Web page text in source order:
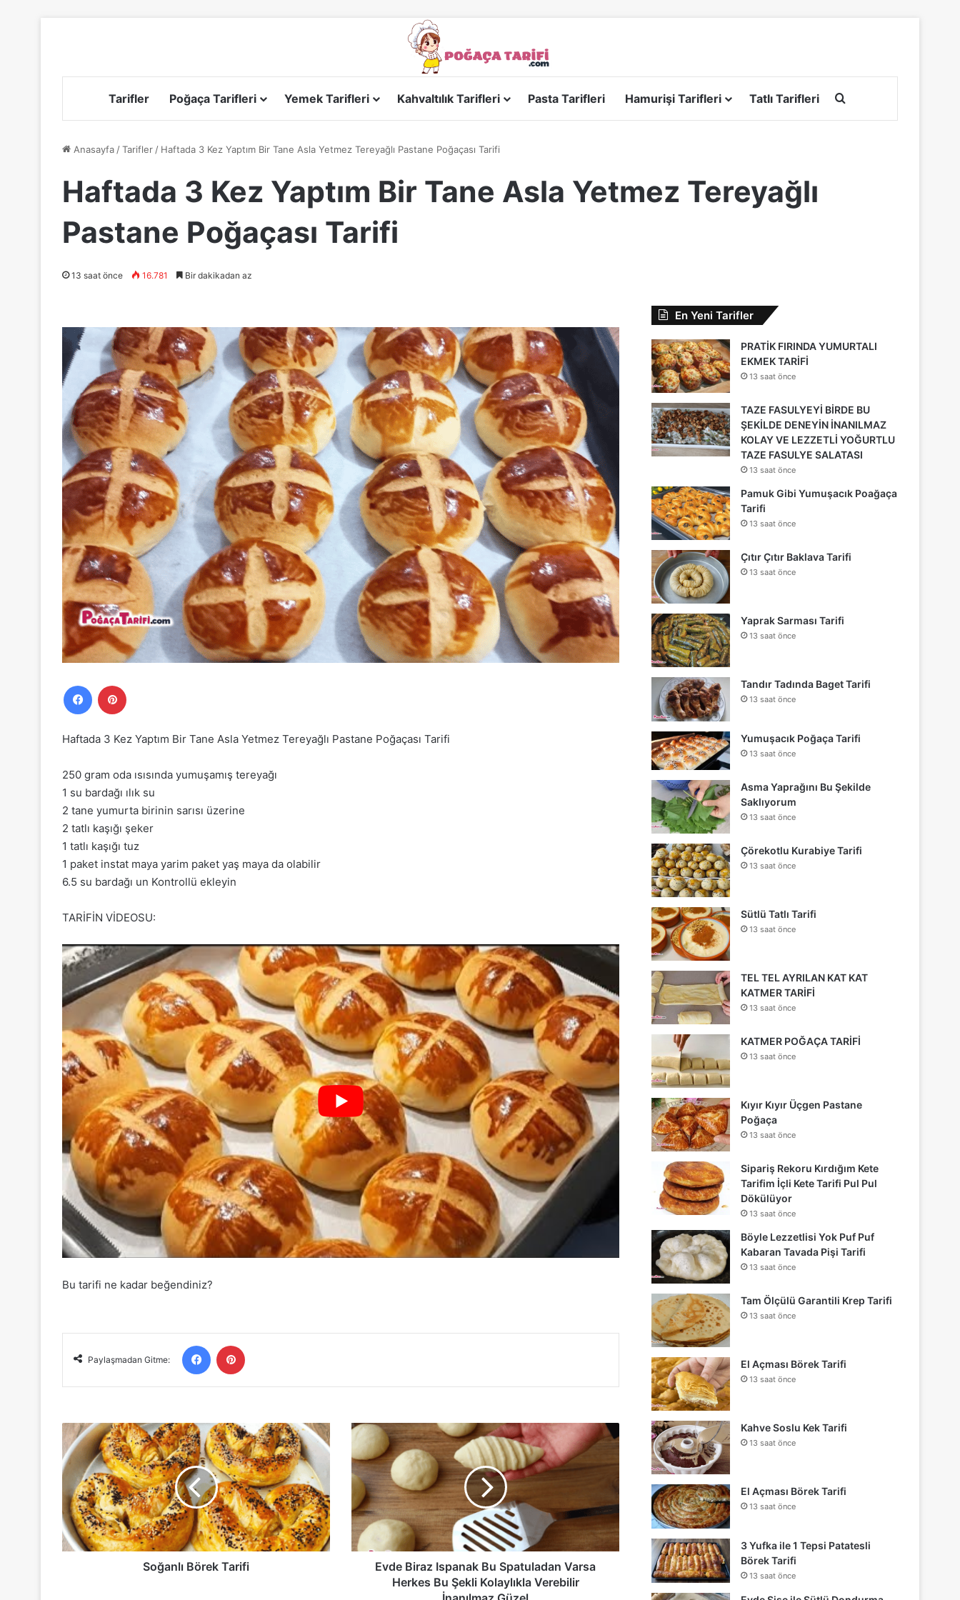
Tarifler Poğaça Tarifleri Yemek Tarifleri Kahvaltılık Tarifleri Pasta Tarifleri Hamurişi Tarifleri Tatlı Tarifleri
Anasayfa /Tarifler / Haftada 3 Kez Yaptım Bir Tane Asla Yetmez Tereyağlı Pastane Poğaçası Tarifi
Haftada 3 Kez Yaptım Bir Tane Asla Yetmez Tereyağlı
Pastane Poğaçası Tarifi
13 saat önce 16.781 Bir dakikadan az
Facebook
Haftada 3 Kez Yaptım Bir Tane Asla Yetmez Tereyağlı Pastane Poğaçası Tarifi
250 gram oda ısısında yumuşamış tereyağı
1 su bardağı ılık su
2 tane yumurta birinin sarısı üzerine
2 tatlı kaşığı şeker
1 tatlı kaşığı tuz
1 paket instat maya yarim paket yaş maya da olabilir
6.5 su bardağı un Kontrollü ekleyin
TARİFİN VİDEOSU:
Bu tarifi ne kadar beğendiniz?
Paylaşmadan Gitme:
Facebook
Soğanlı
Börek
Tarifi
Soğanlı Börek Tarifi
Evde
Biraz
Ispanak
Bu
Spatuladan
Varsa
Herkes
Bu
Şekli
KolaylıklaEvde Biraz Ispanak Bu Spatuladan Varsa
Herkes Bu Şekli Kolaylıkla Verebilir
En Yeni Tarifler
PRATİK FIRINDA YUMURTALI
EKMEK TARİFİ
13 saat önce
TAZE FASULYEYİ BİRDE BU
ŞEKİLDE DENEYİN İNANILMAZ
KOLAY VE LEZZETLİ YOĞURTLU
TAZE FASULYE SALATASI
13 saat önce
Pamuk Gibi Yumuşacık Poağaça
Tarifi
13 saat önce
Çıtır Çıtır Baklava Tarifi
13 saat önce
Yaprak Sarması Tarifi
13 saat önce
Tandır Tadında Baget Tarifi
13 saat önce
Yumuşacık Poğaça Tarifi
13 saat önce
Asma Yaprağını Bu Şekilde
Saklıyorum
13 saat önce
Çörekotlu Kurabiye Tarifi
13 saat önce
Sütlü Tatlı Tarifi
13 saat önce
TEL TEL AYRILAN KAT KAT
KATMER TARİFİ
13 saat önce
KATMER POĞAÇA TARİFİ
13 saat önce
Kıyır Kıyır Üçgen Pastane
Poğaça
13 saat önce
Sipariş Rekoru Kırdığım Kete
Tarifim İçli Kete Tarifi Pul Pul
Dökülüyor
13 saat önce
Böyle Lezzetlisi Yok Puf Puf
Kabaran Tavada Pişi Tarifi
13 saat önce
Tam Ölçülü Garantili Krep Tarifi
13 saat önce
El Açması Börek Tarifi
13 saat önce
Kahve Soslu Kek Tarifi
13 saat önce
El Açması Börek Tarifi
13 saat önce
3 Yufka ile 1 Tepsi Patatesli
Börek Tarifi
13 saat önce